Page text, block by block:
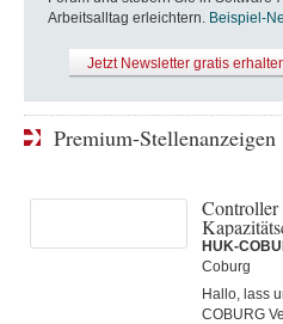
Arbeitsalltag erleichtern. Beispiel-
Jetzt Newsletter gratis
Premium-Stellenanzeigen
Controller
HUK-
Coburg
Hallo, lass
COBURG